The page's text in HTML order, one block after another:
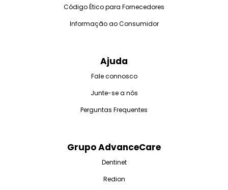
Código Ético para Fornecedores
Informação ao Consumidor
Ajuda
Fale connosco
Junte-se a nós
Perguntas Frequentes
Grupo AdvanceCare
Dentinet
Redion